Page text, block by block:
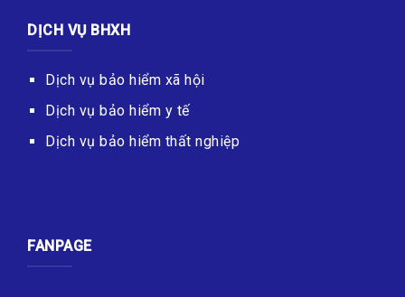
DỊCH VỤ BHXH
Dịch vụ bảo hiểm xã hội
Dịch vụ bảo hiểm y tế
Dịch vụ bảo hiểm thất nghiệp
FANPAGE